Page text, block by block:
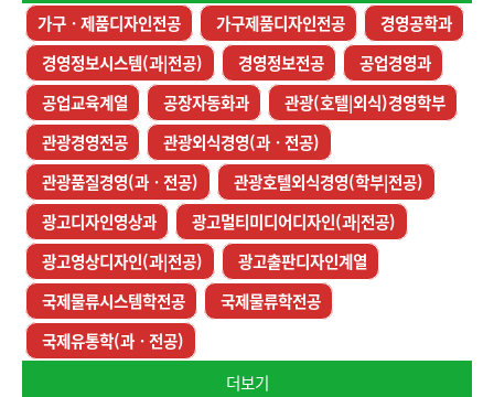
가구ㆍ제품디자인전공
가구제품디자인전공
경영공학과
경영정보시스템(과|전공)
경영정보전공
공업경영과
공업교육계열
공장자동화과
관광(호텔|외식)경영학부
관광경영전공
관광외식경영(과ㆍ전공)
관광품질경영(과ㆍ전공)
관광호텔외식경영(학부|전공)
광고디자인영상과
광고멀티미디어디자인(과|전공)
광고영상디자인(과|전공)
광고출판디자인계열
국제물류시스템학전공
국제물류학전공
국제유통학(과ㆍ전공)
더보기